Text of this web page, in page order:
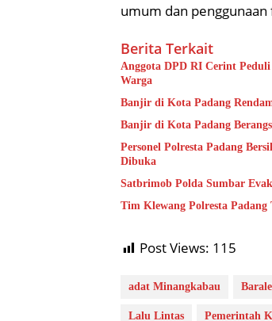
umum dan penggunaan
Berita Terkait
Anggota DPD RI Cerint
Warga
Banjir di Kota Padang
Banjir di Kota Padang
Personel Polresta Padang
Dibuka
Satbrimob Polda Sumbar
Tim Klewang Polresta Padang
Post Views: 115
adat Minangkabau
Lalu Lintas Pemerintah